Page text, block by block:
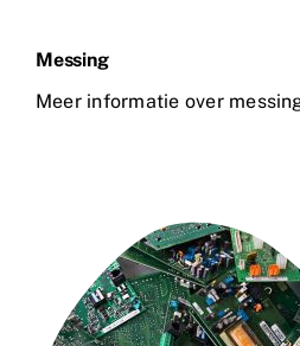
Messing
Meer informatie over